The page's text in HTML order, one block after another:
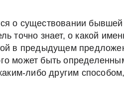
о существовании бывшей
точно знает, о какой
в предыдущем
может быть
либо другим